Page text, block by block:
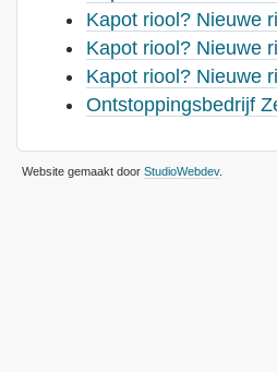
Kapot riool? Nieuwe
Kapot riool? Nieuwe
Kapot riool? Nieuwe
Ontstoppingsbedrijf
Website gemaakt door StudioWebdev.